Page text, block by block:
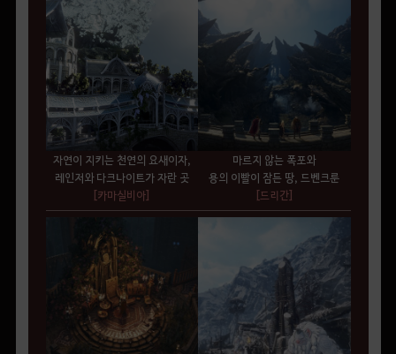
자연이 지키는 천연의 요새이자,
레인저와 다크나이트가 자란 곳
[카마실비아]
마르지 않는 폭포와
용의 이빨이 잠든 땅, 드벤크룬
[드리간]